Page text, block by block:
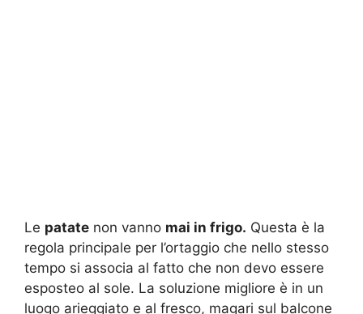
Le patate non vanno mai in frigo. Questa è la
regola principale per l’ortaggio che nello stesso
tempo si associa al fatto che non devo essere
esposteo al sole. La soluzione migliore è in un
luogo arieggiato e al fresco, magari sul balcone